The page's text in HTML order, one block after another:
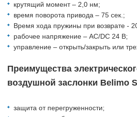
крутящий момент – 2,0 нм;
время поворота привода – 75 сек.;
Время хода пружины при возврате -
рабочее напряжение – АС/DC 24 В;
управление – открыть/закрыть или
Преимущества
воздушной заслонки Belimo
защита от перегруженности;